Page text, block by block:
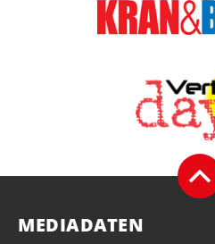
MEDIADATEN